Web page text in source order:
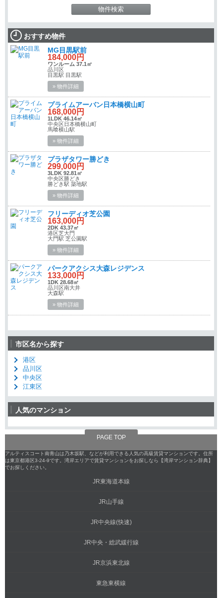
おすすめ物件
MG目黒駅前
184,000円
ワンルーム 37.1㎡
品川区
目黒駅 目黒駅
» 物件詳細
プライムアーバン日本橋横山町
168,000円
1LDK 46.14㎡
中央区日本橋横山町
馬喰横山駅
» 物件詳細
プラザタワー勝どき
299,000円
3LDK 92.81㎡
中央区勝どき
勝どき駅 築地駅
» 物件詳細
フリーディオ芝公園
163,000円
2DK 43.37㎡
港区芝大門
大門駅 芝公園駅
» 物件詳細
パークアクシス大森レジデンス
133,000円
1DK 28.68㎡
品川区南大井
大森駅
» 物件詳細
市区名から探す
港区
品川区
中央区
江東区
人気のマンション
PAGE TOP
アルティスコート南青山は乃木坂駅、などが利用できる人気の高級賃貸マンションです。住所
は東京都港区3-24-9です。湾岸エリアで賃貸マンションをお探しなら【湾岸マンション辞典】
でお探しください。
JR東海道本線
JR山手線
JR中央線(快速)
JR中央・総武緩行線
JR京浜東北線
東急東横線